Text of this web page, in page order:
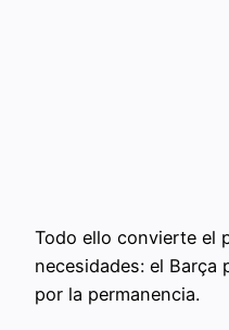
Todo ello convierte el
necesidades: el Barça
por la permanencia.